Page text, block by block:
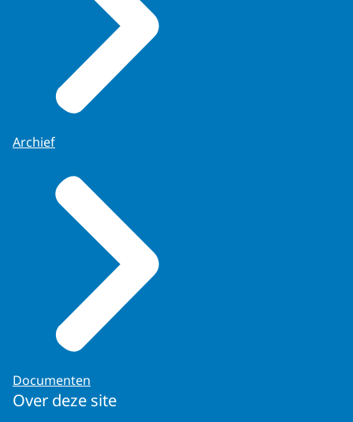
Archief
Documenten
Over deze site